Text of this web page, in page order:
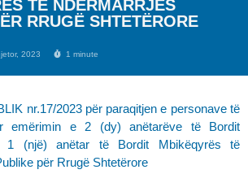
TË NDËRMARRJES
RRUGË SHTETËRORE
2023 1 minute
nr.17/2023 për paraqitjen e personave të
emërimin e 2 (dy) anëtarëve të Bordit
1 (një) anëtar të Bordit Mbikëqyrës të
për Rrugë Shtetërore